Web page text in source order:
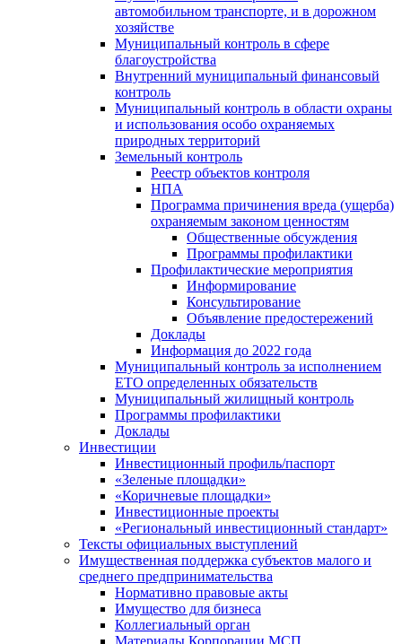
автомобильном транспорте, и в дорожном
хозяйстве
Муниципальный контроль в сфере
благоустройства
Внутренний муниципальный финансовый
контроль
Муниципальный контроль в области охраны
и использования особо охраняемых
природных территорий
Земельный контроль
Реестр объектов контроля
НПА
Программа причинения вреда (ущерба)
охраняемым законом ценностям
Общественные обсуждения
Программы профилактики
Профилактические мероприятия
Информирование
Консультирование
Объявление предостережений
Доклады
Информация до 2022 года
Муниципальный контроль за исполнением
ЕТО определенных обязательств
Муниципальный жилищный контроль
Программы профилактики
Доклады
Инвестиции
Инвестиционный профиль/паспорт
«Зеленые площадки»
«Коричневые площадки»
Инвестиционные проекты
«Региональный инвестиционный стандарт»
Тексты официальных выступлений
Имущественная поддержка субъектов малого и
среднего предпринимательства
Нормативно правовые акты
Имущество для бизнеса
Коллегиальный орган
Материалы Корпорации МСП